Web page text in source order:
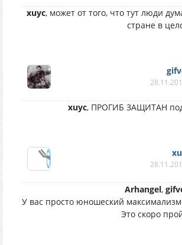
xuyc, может от того, что тут люди
стране в
xuyc, ПРОГИБ ЗАЩИТАН
Arhangel,
У вас просто юношеский
Это скоро